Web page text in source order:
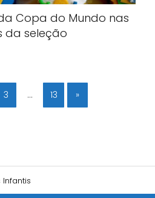
Copa do Mundo nas
da seleção
3 … 13 »
Infantis